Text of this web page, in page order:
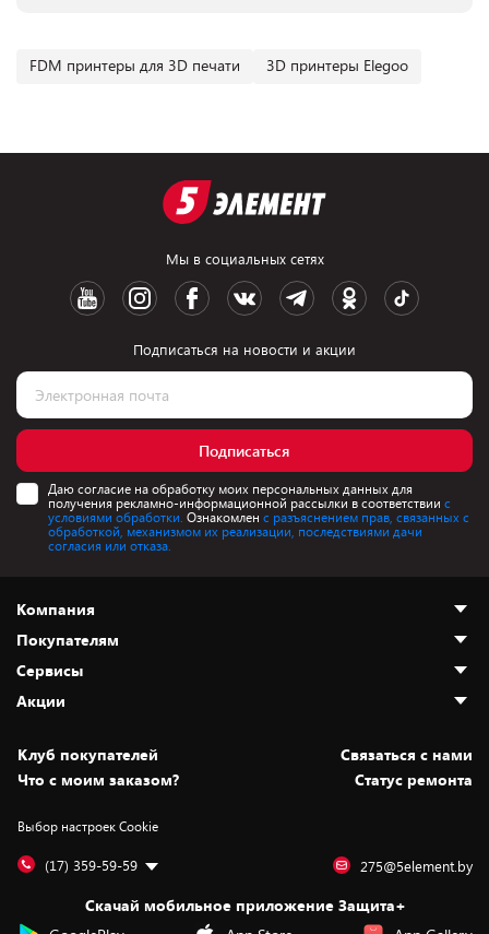
FDM принтеры для 3D печати 3D принтеры Elegoo
Мы в социальных сетях
Подписаться на новости и акции
Подписаться
Даю согласие на обработку моих персональных данных для
получения рекламно-информационной рассылки в соответствии с
условиями обработки. Ознакомлен с разъяснением прав, связанных с
обработкой, механизмом их реализации, последствиями дачи
согласия или отказа.
Компания
О нас
Адреса магазинов
Новости
Статьи и обзоры
Вакансии
Дай пять добру!
Покупателям
Как сделать заказ
Оплата и доставка
Юрлицам
Обмен и возврат товара
Обработка персональных данных
Подарочные карты
Сервисы
Установка техники
Для игровых консолей
Для мобильных устройств
Для компьютеров
Сервисные центры
Акции
Скидки и промокоды
Белорусские товары
Бонусы
Оплата частями
Новинки
Клуб покупателей
Cвязаться с нами
Что с моим заказом?
Статус ремонта
Выбор настроек Cookie
(17) 359-59-59 275@5element.by
Скачай мобильное приложение Защита+